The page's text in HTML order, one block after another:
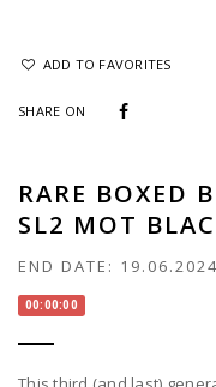
ADD TO FAVORITES
SHARE ON
RARE BOXED
SL2 MOT
END DATE: 19.06.2024
00:00:00